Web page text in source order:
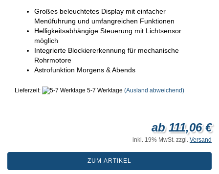
Großes beleuchtetes Display mit einfacher
Menüfuhrung und umfangreichen Funktionen
Helligkeitsabhängige Steuerung mit Lichtsensor
möglich
Integrierte Blockiererkennung für mechanische
Rohrmotore
Astrofunktion Morgens & Abends
Lieferzeit: 5-7 Werktage (Ausland abweichend)
ab 111,06 €
inkl. 19% MwSt. zzgl. Versand
ZUM ARTIKEL